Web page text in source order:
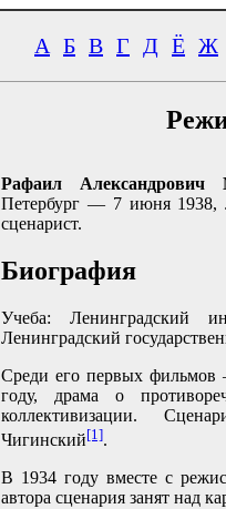
А Б В Г Д Ё Ж
Рафаил Александрович
Петербург — 7 июня 1938,
сценарист.
Биография
Учеба: Ленинградский
Ленинградский
Среди его первых фильмов
году, драма о
коллективизации.
Чигинский[1].
В 1934 году вместе с
автора сценария занят над